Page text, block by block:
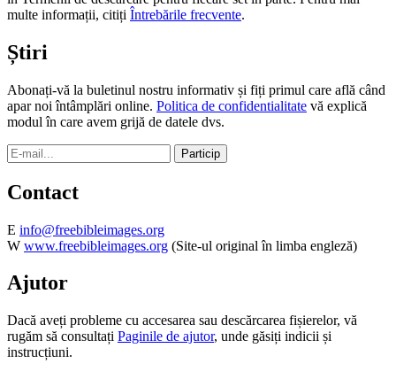
multe informații, citiți Întrebările frecvente.
Știri
Abonați-vă la buletinul nostru informativ și fiți primul care află când
apar noi întâmplări online. Politica de confidentialitate vă explică
modul în care avem grijă de datele dvs.
Contact
E info@freebibleimages.org
W www.freebibleimages.org (Site-ul original în limba engleză)
Ajutor
Dacă aveți probleme cu accesarea sau descărcarea fișierelor, vă
rugăm să consultați Paginile de ajutor, unde găsiți indicii și
instrucțiuni.